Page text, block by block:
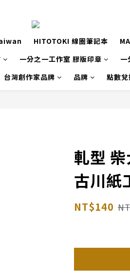
HITOTOKI 線圈筆記本
一分之一工作室 膠版印章 一
台灣創作家品牌 品牌 點數兌
軋型 柴
古川紙
NT$140